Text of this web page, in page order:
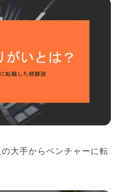
大手からベンチャーに転